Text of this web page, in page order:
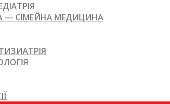
— СІМЕЙНА МЕДИЦИНА